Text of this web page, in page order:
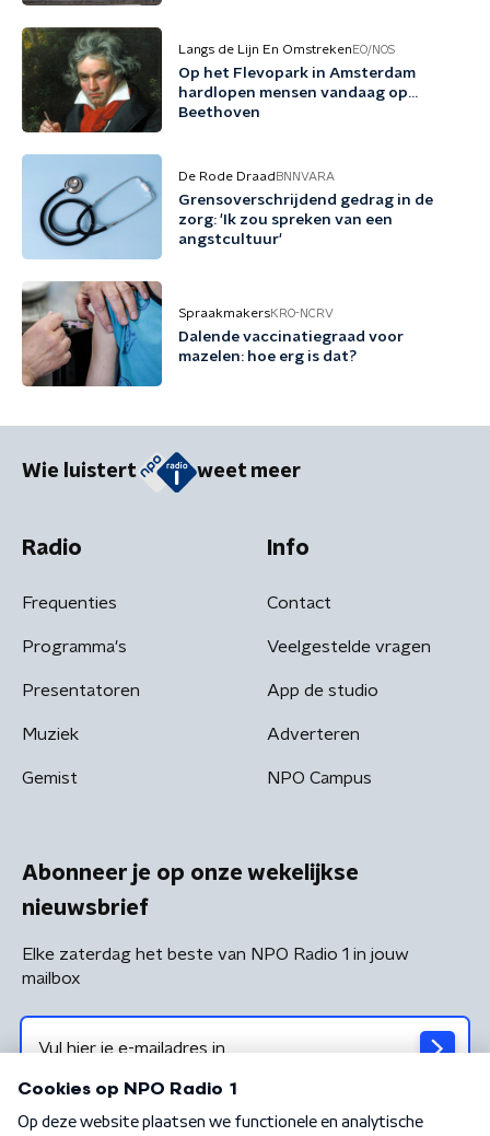
Langs de Lijn En Omstreken EO/NOS
Op het Flevopark in Amsterdam
hardlopen mensen vandaag op…
Beethoven
De Rode Draad BNNVARA
Grensoverschrijdend gedrag in de
zorg: 'Ik zou spreken van een
angstcultuur'
SpraakmakersKRO-NCRV
Dalende vaccinatiegraad voor
mazelen: hoe erg is dat?
Wie luistert weet meer
Radio
Frequenties
Programma's
Presentatoren
Muziek
Gemist
Info
Contact
Veelgestelde vragen
App de studio
Adverteren
NPO Campus
Abonneer je op onze wekelijkse
nieuwsbrief
Elke zaterdag het beste van NPO Radio 1 in jouw
mailbox